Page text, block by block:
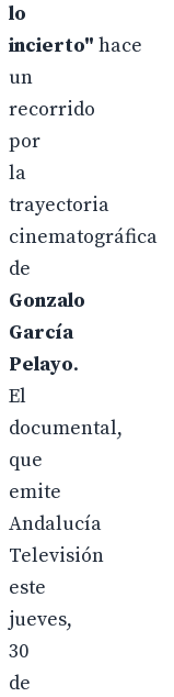
lo
incierto" hace
un
recorrido
por
la
trayectoria
cinematográfica
de
Gonzalo
García
Pelayo.
El
documental,
que
emite
Andalucía
Televisión
este
jueves,
30
de